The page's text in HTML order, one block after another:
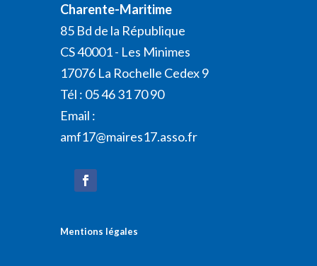
Charente-Maritime
85 Bd de la République
CS 40001 - Les Minimes
17076 La Rochelle Cedex 9
Tél : 05 46 31 70 90
Email :
amf17@maires17.asso.fr
Mentions légales